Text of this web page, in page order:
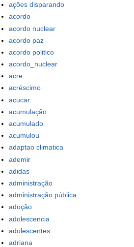
ações disparando
acordo
acordo nuclear
acordo paz
acordo politico
acordo_nuclear
acre
acréscimo
acucar
acumulação
acumulado
acumulou
adaptao climatica
ademir
adidas
administração
administração pública
adoção
adolescencia
adolescentes
adriana